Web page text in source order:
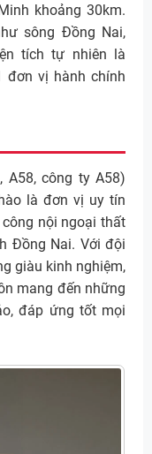
khoảng 30km.
sông Đồng Nai,
tích tự nhiên là
đơn vị hành chính
A58, công ty A58)
là đơn vị uy tín
nội ngoại thất
Đồng Nai. Với đội
giàu kinh nghiệm,
mang đến những
đáp ứng tốt mọi